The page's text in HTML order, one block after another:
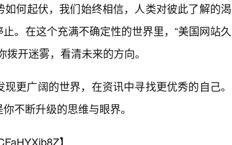
何起伏，我们始终相信，人类对彼此了解的渴
。在这个充满不确定性的世界里，“美国网站久
开迷雾，看清未来的方向。
更广阔的世界，在资讯中寻找更优秀的自己。
不断升级的思维与眼界。
】